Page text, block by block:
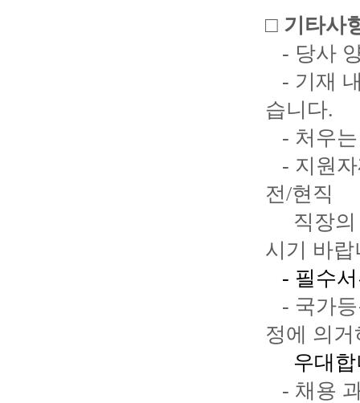
□ 기타사
- 당사
- 기재
습니다.
- 처우는
- 지원
전/현직
직장의
시기
바
- 필수
- 국가
정에 의거
우대
- 채용